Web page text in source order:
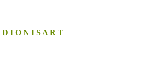
D I O N I S A R T